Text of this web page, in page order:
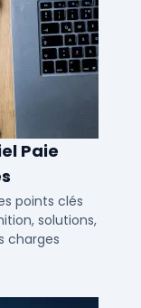
Paie
points clés
solutions,
charges